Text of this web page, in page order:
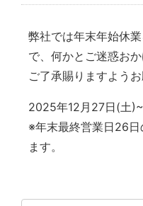
弊社では年末年始休
で、何かとご迷惑お
ご了承賜りますよう
2025年12月27日(土
※年末最終営業日26日
ます。